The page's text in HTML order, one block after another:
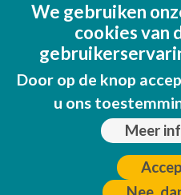
Fondo Europeo de
(FEDER)
Una manera
We gebruiken
cookies van
Door op de knop
u ons
Meer